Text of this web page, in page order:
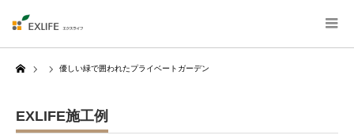
Home
優しい緑で囲われたプライベートガーデン
EXLIFE施工例